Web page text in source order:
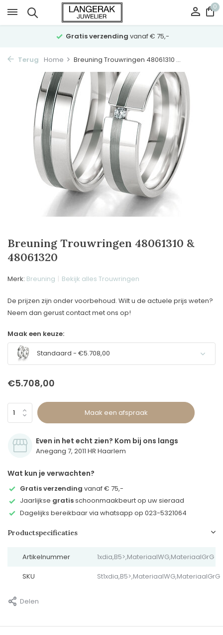
0
Gratis verzending vanaf € 75,-
Terug Home Breuning Trouwringen 48061310 ...
Breuning Trouwringen 48061310 &
48061320
Merk: Breuning Bekijk alles Trouwringen
De prijzen zijn onder voorbehoud. Wilt u de actuele prijs weten?
Neem dan gerust contact met ons op!
Maak een keuze:
Standaard - €5.708,00
€5.708,00
Maak een afspraak
Even in het echt zien? Kom bij ons langs
Anegang 7, 2011 HR Haarlem
Wat kun je verwachten?
Gratis verzending vanaf € 75,-
Jaarlijkse gratisschoonmaakbeurt op uw sieraad
Dagelijks bereikbaar via whatsapp op 023-5321064
Productspecificaties
Artikelnummer 1xdia,B5>,MateriaalWG,MateriaalGrG
SKU St1xdia,B5>,MateriaalWG,MateriaalGrG
Delen